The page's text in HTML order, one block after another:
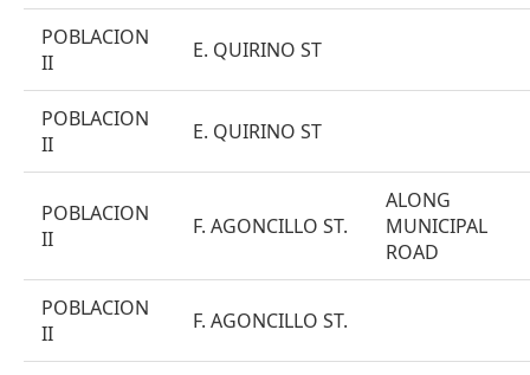
POBLACION
II
E. QUIRINO ST
POBLACION
II
E. QUIRINO ST
POBLACION
II
F. AGONCILLO ST.
ALONG
MUNICIPAL
ROAD
POBLACION
II
F. AGONCILLO ST.